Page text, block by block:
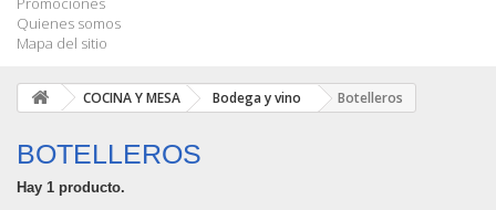
Quienes somos
Mapa del sitio
COCINA Y MESA Bodega y vino Botelleros
BOTELLEROS
Hay 1 producto.